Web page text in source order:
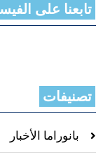
تابعنا على
تصنيفات
بانوراما الأخبار